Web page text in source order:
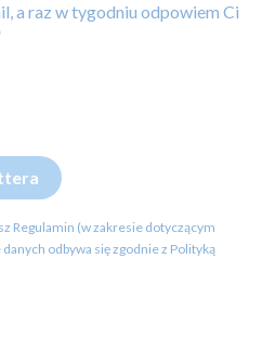
a raz w tygodniu odpowiem Ci
Regulamin (w zakresie dotyczącym
odbywa się zgodnie z Polityką